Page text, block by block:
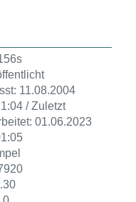
11.08.2004
/ Zuletzt
01.06.2023